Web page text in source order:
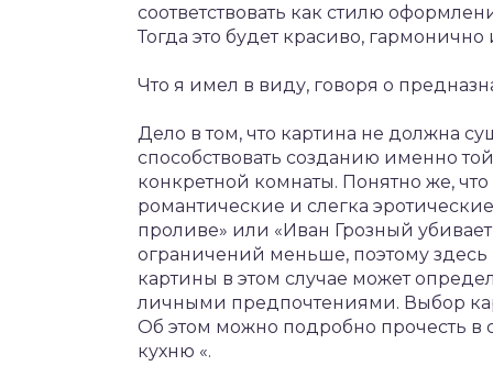
соответствовать как стилю
Тогда это будет красиво,
Что я имел в виду, говоря о
Дело в том, что картина не должна
способствовать созданию именно
конкретной комнаты. Понятно же,
романтические и слегка
проливе» или «Иван Грозный
ограничений меньше, поэтому
картины в этом случае может
личными предпочтениями. Выбор
Об этом можно подробно прочесть в
кухню «.